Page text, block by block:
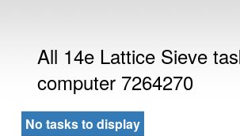
All 14e Lattice Sieve
computer 7264270
No tasks to display